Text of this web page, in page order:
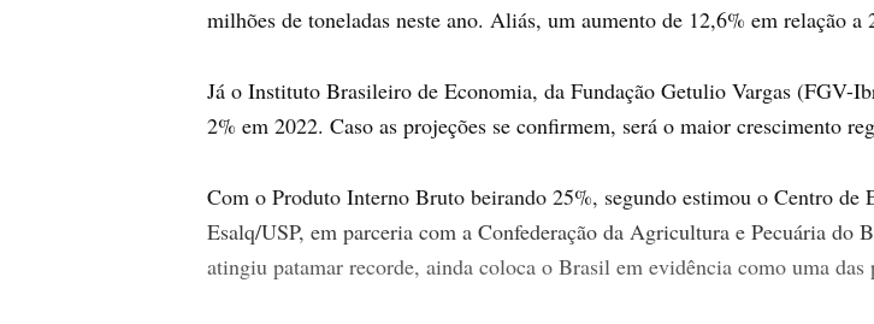
milhões de toneladas neste ano. Aliás, um aumento de 12,6% em relação a
Já o Instituto Brasileiro de Economia, da Fundação Getulio Vargas (FGV-
2% em 2022. Caso as projeções se confirmem, será o maior crescimento
Com o Produto Interno Bruto beirando 25%, segundo estimou o Centro de
Esalq/USP, em parceria com a Confederação da Agricultura e Pecuária
atingiu patamar recorde, ainda coloca o Brasil em evidência como uma